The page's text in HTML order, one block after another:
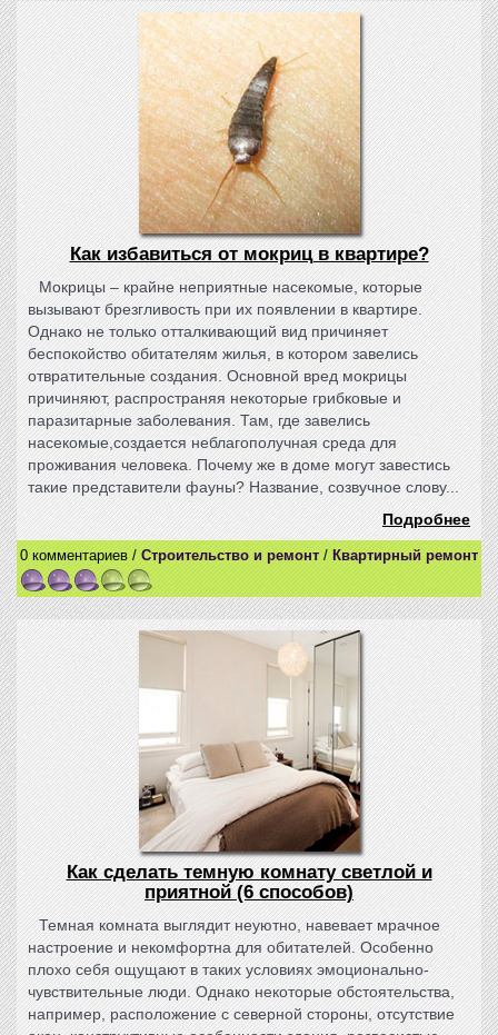
Как избавиться от мокриц в квартире?
Мокрицы – крайне неприятные насекомые, которые
вызывают брезгливость при их появлении в квартире.
Однако не только отталкивающий вид причиняет
беспокойство обитателям жилья, в котором завелись
отвратительные создания. Основной вред мокрицы
причиняют, распространяя некоторые грибковые и
паразитарные заболевания. Там, где завелись
насекомые,создается неблагополучная среда для
проживания человека. Почему же в доме могут завестись
такие представители фауны? Название, созвучное слову...
Подробнее
0 комментариев / Строительство и ремонт / Квартирный ремонт
Как сделать темную комнату светлой и
приятной (6 способов)
Темная комната выглядит неуютно, навевает мрачное
настроение и некомфортна для обитателей. Особенно
плохо себя ощущают в таких условиях эмоционально-
чувствительные люди. Однако некоторые обстоятельства,
например, расположение с северной стороны, отсутствие